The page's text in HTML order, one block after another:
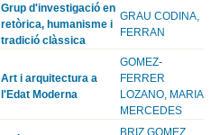
Grup d'investigació en
retòrica, humanisme i
tradició clàssica
GRAU CODINA,
FERRAN
Art i arquitectura a
l'Edat Moderna
GOMEZ-
FERRER
LOZANO, MARIA
MERCEDES
BRIZ GOMEZ,